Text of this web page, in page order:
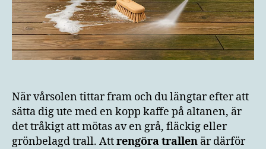
När vårsolen tittar fram och du längtar efter att
sätta dig ute med en kopp kaffe på altanen, är
det tråkigt att mötas av en grå, fläckig eller
grönbelagd trall. Attrengöra trallen är därför